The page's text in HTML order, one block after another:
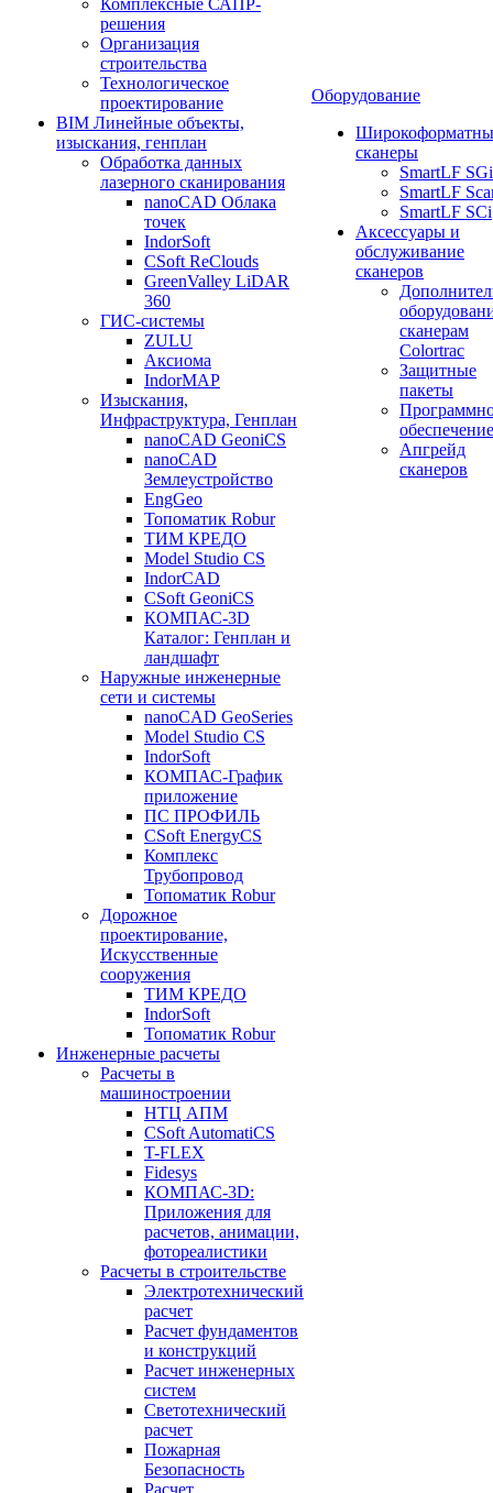
Комплексные САПР-
решения
Организация
строительства
Технологическое
проектирование
BIM Линейные объекты,
изыскания, генплан
Обработка данных
лазерного сканирования
nanoCAD Облака
точек
IndorSoft
CSoft ReClouds
GreenValley LiDAR
360
ГИС-системы
ZULU
Аксиома
IndorMAP
Изыскания,
Инфраструктура, Генплан
nanoCAD GeoniCS
nanoCAD
Землеустройство
EngGeo
Топоматик Robur
ТИМ КРЕДО
Model Studio CS
IndorCAD
CSoft GeoniCS
КОМПАС-3D
Каталог: Генплан и
ландшафт
Наружные инженерные
сети и системы
nanoCAD GeoSeries
Model Studio CS
IndorSoft
КОМПАС-График
приложение
ПС ПРОФИЛЬ
CSoft EnergyCS
Комплекс
Трубопровод
Топоматик Robur
Дорожное
проектирование,
Искусственные
сооружения
ТИМ КРЕДО
IndorSoft
Топоматик Robur
Инженерные расчеты
Расчеты в
машиностроении
НТЦ АПМ
CSoft AutomatiCS
T-FLEX
Fidesys
КОМПАС-3D:
Приложения для
расчетов, анимации,
фотореалистики
Расчеты в строительстве
Электротехнический
расчет
Расчет фундаментов
и конструкций
Расчет инженерных
систем
Светотехнический
расчет
Пожарная
Безопасность
Расчет
Оборудование
сканеры
SmartLF SGi
SmartLF
SmartLF SCi
Аксессуары и
обслуживание
сканеров
сканерам
Colortrac
Защитные
пакеты
обеспечение
Апгрейд
сканеров